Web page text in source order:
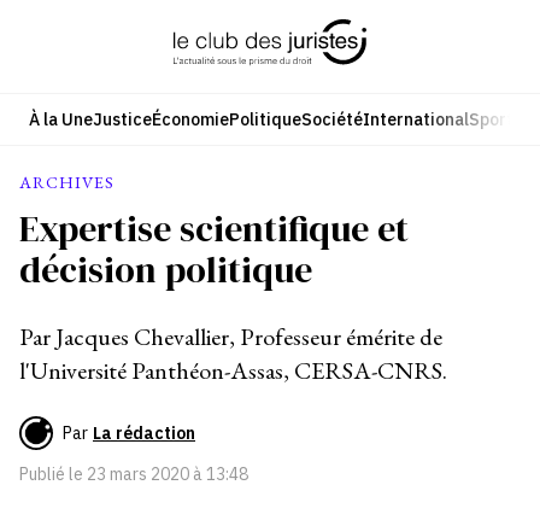
À la UneJusticeÉconomiePolitiqueSociétéInternationalSport
ARCHIVES
Expertise scientifique et
décision politique
Par Jacques Chevallier, Professeur émérite de
l'Université Panthéon-Assas, CERSA-CNRS.
Par La rédaction
Publié le 23 mars 2020 à 13:48